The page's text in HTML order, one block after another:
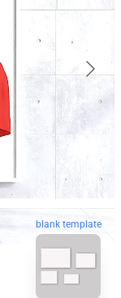
blank template